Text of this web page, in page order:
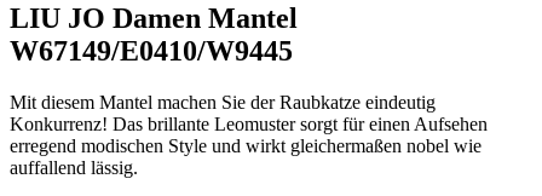
LIU JO Damen Mantel
W67149/E0410/W9445
Mit diesem Mantel machen Sie der Raubkatze eindeutig
Konkurrenz! Das brillante Leomuster sorgt für einen Aufsehen
erregend modischen Style und wirkt gleichermaßen nobel wie
auffallend lässig.